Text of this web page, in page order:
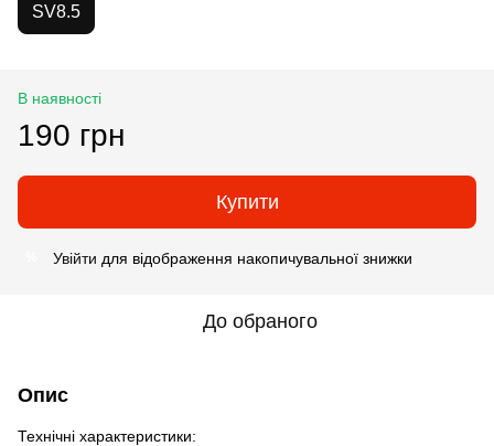
SV8.5
В наявності
190 грн
Купити
Увійти для відображення накопичувальної знижки
До обраного
Опис
Технічні характеристики: